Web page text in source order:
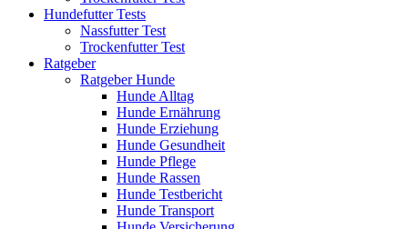
Hundefutter Tests
Nassfutter Test
Trockenfutter Test
Ratgeber
Ratgeber Hunde
Hunde Alltag
Hunde Ernährung
Hunde Erziehung
Hunde Gesundheit
Hunde Pflege
Hunde Rassen
Hunde Testbericht
Hunde Transport